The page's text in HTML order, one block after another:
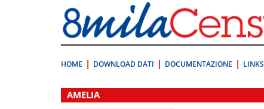
direttamente
a:
Contenuto
HOME DOWNLOAD DATI DOCUMENTAZIONE
.
AMELIA